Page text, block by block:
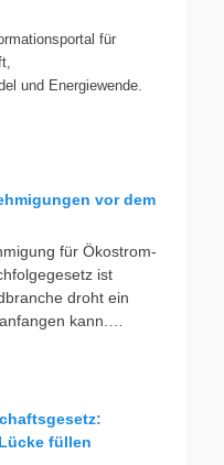
für
und Energiewende.
vor dem
für Ökostrom-
ist
droht ein
kann.
Branche bestätigt
wie nie zuvor
füllen